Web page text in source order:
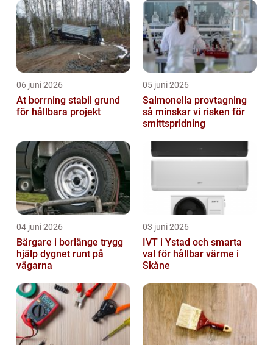
06 juni 2026
At borrning stabil grund
för hållbara projekt
05 juni 2026
Salmonella provtagning
så minskar vi risken för
smittspridning
04 juni 2026
Bärgare i borlänge trygg
hjälp dygnet runt på
vägarna
03 juni 2026
IVT i Ystad och smarta
val för hållbar värme i
Skåne